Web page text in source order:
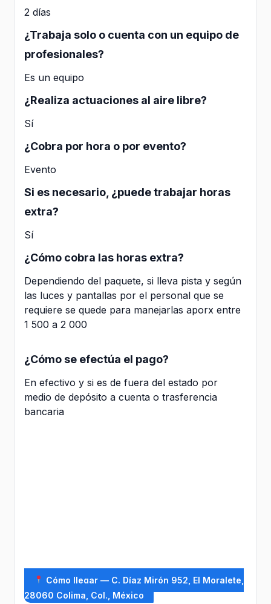
2 días
¿Trabaja solo o cuenta con un equipo de
profesionales?
Es un equipo
¿Realiza actuaciones al aire libre?
Sí
¿Cobra por hora o por evento?
Evento
Si es necesario, ¿puede trabajar horas
extra?
Sí
¿Cómo cobra las horas extra?
Dependiendo del paquete, si lleva pista y según
las luces y pantallas por el personal que se
requiere se quede para manejarlas aporx entre
1 500 a 2 000
¿Cómo se efectúa el pago?
En efectivo y si es de fuera del estado por
medio de depósito a cuenta o trasferencia
bancaria
Cómo llegar — C. Díaz Mirón 952, El Moralete,
28060 Colima, Col., México